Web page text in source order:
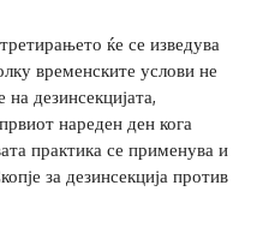
ќе се изведува
временските услови не
дезинсекцијата,
нареден ден кога
практика се применува и
за дезинсекција против